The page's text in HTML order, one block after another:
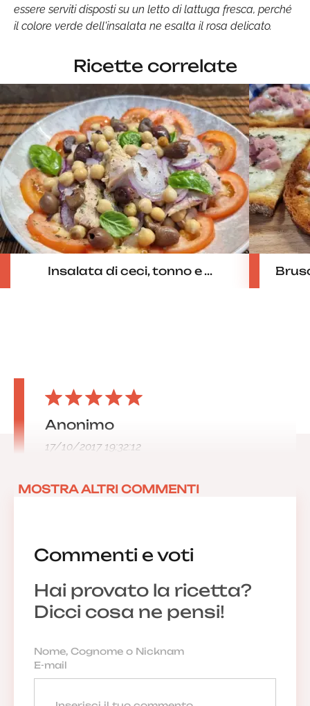
essere serviti disposti su un letto di lattuga fresca, perché
il colore verde dell'insalata ne esalta il rosa delicato.
Ricette correlate
Insalata di ceci, tonno e ...
Commenti e voti
Hai provato la ricetta?
Dicci cosa ne pensi!
Anonimo
17/10/2017 19:32:12
MOSTRA ALTRI COMMENTI